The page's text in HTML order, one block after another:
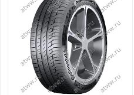
LK03 235/45R17 97Y
LK03 245/30R19 89Y
LK03 245/35R18 92Y
LK03 245/35R19 93Y